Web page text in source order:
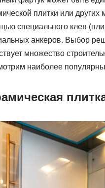
плитки или
специального клея
анкеров. Выбор
множество
наиболее